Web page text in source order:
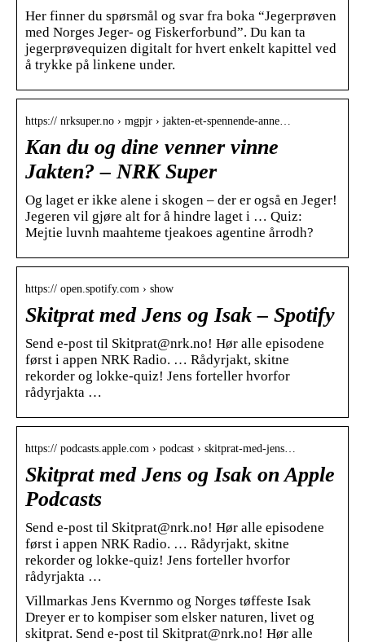
Her finner du spørsmål og svar fr​a boka “Jegerprøven
med Norges Jeger- og Fiskerforbund”. Du kan ta
jegerprøvequizen digitalt for hvert enkelt kapittel ved
å trykke på linkene under.
https:// nrksuper.no › mgpjr › jakten-et-spennende-anne…
Kan du og dine venner vinne
Jakten? – NRK Super
Og laget er ikke alene i skogen – der er også en Jeger!
Jegeren vil gjøre alt for å hindre laget i … Quiz:
Mejtie luvnh maahteme tjeakoes agentine årrodh?
https:// open.spotify.com › show
Skitprat med Jens og Isak – Spotify
Send e-post til Skitprat@nrk.no! Hør alle episodene
først i appen NRK Radio. … Rådyrjakt, skitne
rekorder og lokke-quiz! Jens forteller hvorfor
rådyrjakta …
https:// podcasts.apple.com › podcast › skitprat-med-jens…
Skitprat med Jens og Isak on Apple
Podcasts
Send e-post til Skitprat@nrk.no! Hør alle episodene
først i appen NRK Radio. … Rådyrjakt, skitne
rekorder og lokke-quiz! Jens forteller hvorfor
rådyrjakta …
Villmarkas Jens Kvernmo og Norges tøffeste Isak
Dreyer er to kompiser som elsker naturen, livet og
skitprat. Send e-post til Skitprat@nrk.no! Hør alle